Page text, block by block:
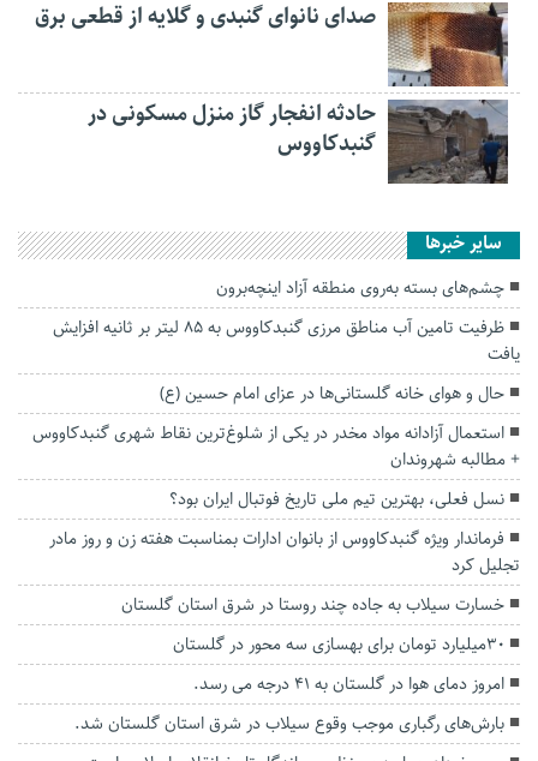
صدای نانوای گنبدی و گلایه از قطعی برق
حادثه انفجار گاز منزل مسکونی در
گنبدکاووس
سایر خبرها
چشم‌های بسته به‌روی منطقه آزاد اینچه‌برون
ظرفیت تامین آب مناطق مرزی گنبدکاووس به ۸۵ لیتر بر ثانیه افزایش
یافت
حال و هوای خانه‌ گلستانی‌ها در عزای امام حسین (ع)
استعمال آزادانه مواد مخدر در یکی از شلوغ‌ترین نقاط شهری گنبدکاووس
+ مطالبه شهروندان
نسل فعلی، بهترین تیم ملی تاریخ فوتبال ایران بود؟
فرماندار ویژه گنبدکاووس از بانوان ادارات بمناسبت هفته زن و روز مادر
تجلیل کرد
خسارت سیلاب به جاده چند روستا در شرق استان گلستان
۳۰میلیارد تومان برای بهسازی سه محور در گلستان
امروز دمای هوا در گلستان به 41 درجه می رسد.
بارش‌های رگباری موجب وقوع سیلاب در شرق استان گلستان شد.